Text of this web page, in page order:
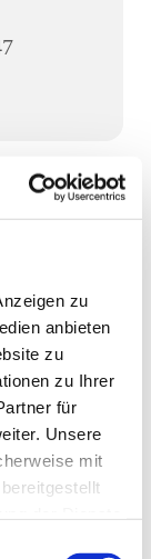
zu
anbieten
zu
zu Ihrer
für
Unsere
mit
plus